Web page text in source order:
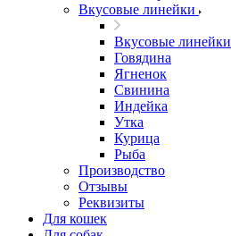
Вкусовые линейки
Вкусовые линейки
Говядина
Ягненок
Свинина
Индейка
Утка
Курица
Рыба
Производство
Отзывы
Реквизиты
Для кошек